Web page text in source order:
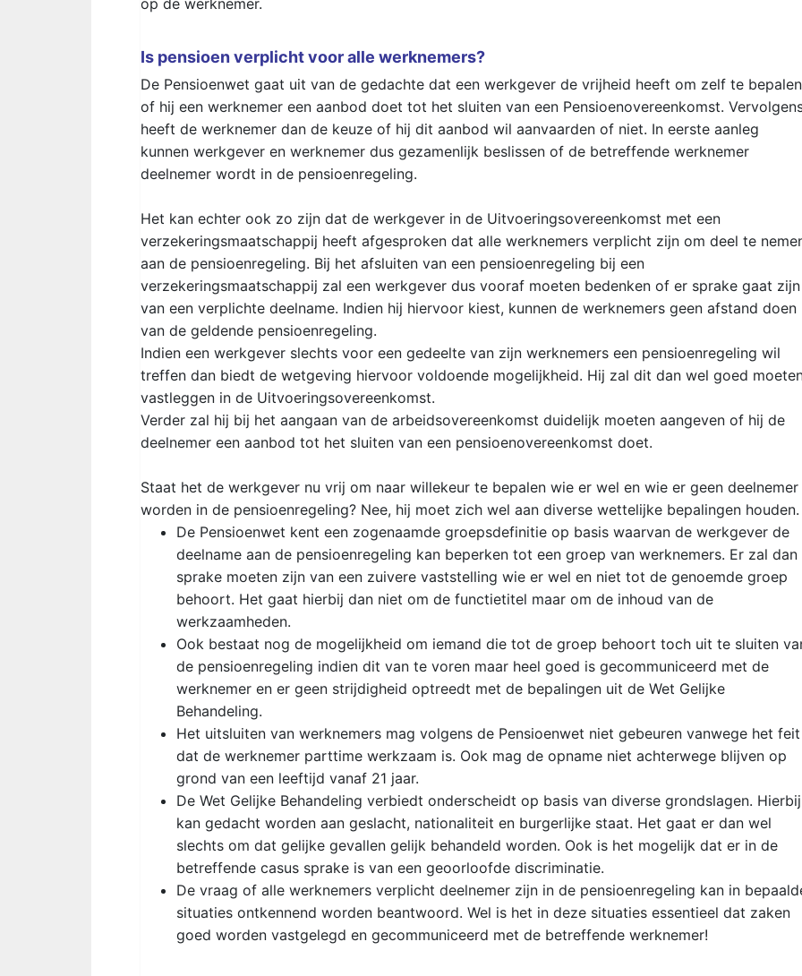
op de werknemer.
Is pensioen verplicht voor alle werknemers?
De Pensioenwet gaat uit van de gedachte dat een werkgever de vrijheid heeft om zelf te bepalen
of hij een werknemer een aanbod doet tot het sluiten van een Pensioenovereenkomst.
heeft de werknemer dan de keuze of hij dit aanbod wil aanvaarden of niet. In eerste aanleg
kunnen werkgever en werknemer dus gezamenlijk beslissen of de betreffende werknemer
deelnemer wordt in de pensioenregeling.
Het kan echter ook zo zijn dat de werkgever in de Uitvoeringsovereenkomst met een
verzekeringsmaatschappij heeft afgesproken dat alle werknemers verplicht zijn om deel te
aan de pensioenregeling. Bij het afsluiten van een pensioenregeling bij een
verzekeringsmaatschappij zal een werkgever dus vooraf moeten bedenken of er sprake gaat zijn
van een verplichte deelname. Indien hij hiervoor kiest, kunnen de werknemers geen afstand doen
van de geldende pensioenregeling.
Indien een werkgever slechts voor een gedeelte van zijn werknemers een pensioenregeling wil
treffen dan biedt de wetgeving hiervoor voldoende mogelijkheid. Hij zal dit dan wel goed
vastleggen in de Uitvoeringsovereenkomst.
Verder zal hij bij het aangaan van de arbeidsovereenkomst duidelijk moeten aangeven of hij de
deelnemer een aanbod tot het sluiten van een pensioenovereenkomst doet.
Staat het de werkgever nu vrij om naar willekeur te bepalen wie er wel en wie er geen deelnemer
worden in de pensioenregeling? Nee, hij moet zich wel aan diverse wettelijke bepalingen houden.
De Pensioenwet kent een zogenaamde groepsdefinitie op basis waarvan de werkgever de
deelname aan de pensioenregeling kan beperken tot een groep van werknemers. Er zal dan
sprake moeten zijn van een zuivere vaststelling wie er wel en niet tot de genoemde groep
behoort. Het gaat hierbij dan niet om de functietitel maar om de inhoud van de
werkzaamheden.
Ook bestaat nog de mogelijkheid om iemand die tot de groep behoort toch uit te sluiten
de pensioenregeling indien dit van te voren maar heel goed is gecommuniceerd met de
werknemer en er geen strijdigheid optreedt met de bepalingen uit de Wet Gelijke
Behandeling.
Het uitsluiten van werknemers mag volgens de Pensioenwet niet gebeuren vanwege het feit
dat de werknemer parttime werkzaam is. Ook mag de opname niet achterwege blijven op
grond van een leeftijd vanaf 21 jaar.
De Wet Gelijke Behandeling verbiedt onderscheidt op basis van diverse grondslagen. Hierbij
kan gedacht worden aan geslacht, nationaliteit en burgerlijke staat. Het gaat er dan wel
slechts om dat gelijke gevallen gelijk behandeld worden. Ook is het mogelijk dat er in de
betreffende casus sprake is van een geoorloofde discriminatie.
De vraag of alle werknemers verplicht deelnemer zijn in de pensioenregeling kan in
situaties ontkennend worden beantwoord. Wel is het in deze situaties essentieel dat zaken
goed worden vastgelegd en gecommuniceerd met de betreffende werknemer!